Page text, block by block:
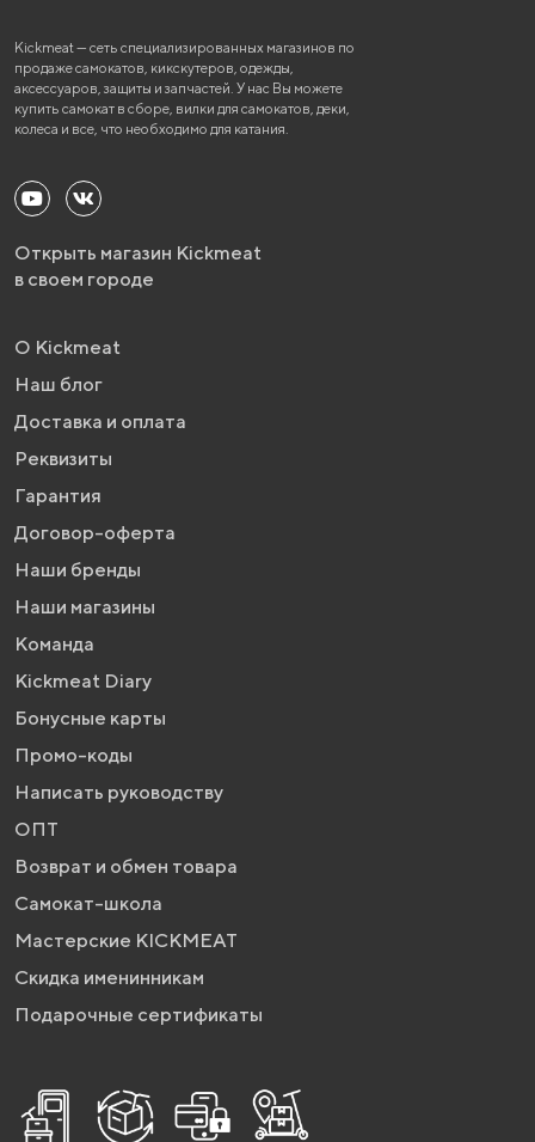
Kickmeat — сеть специализированных магазинов по
продаже самокатов, кикскутеров, одежды,
аксессуаров, защиты и запчастей. У нас Вы можете
купить самокат в сборе, вилки для самокатов, деки,
колеса и все, что необходимо для катания.
Открыть магазин Kickmeat
в своем городе
О Kickmeat
Наш блог
Доставка и оплата
Реквизиты
Гарантия
Договор-оферта
Наши бренды
Наши магазины
Команда
Kickmeat Diary
Бонусные карты
Промо-коды
Написать руководству
ОПТ
Возврат и обмен товара
Самокат-школа
Мастерские KICKMEAT
Скидка именинникам
Подарочные сертификаты